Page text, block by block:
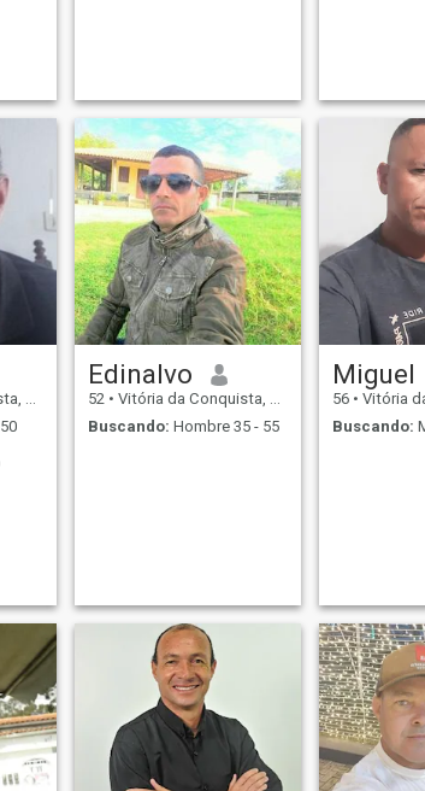
Edinalvo
52 • Vitória da Conquista, Bahia, Brasil
Buscando: Hombre 35 - 55
Miguel
56 • Vitória da
Buscando: